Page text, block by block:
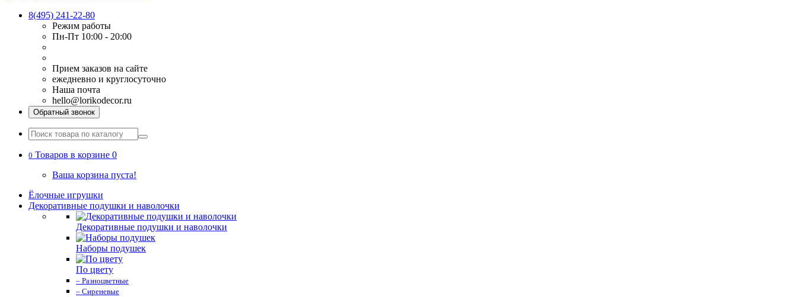
8(495) 241-22-80
Режим работы
Пн-Пт 10:00 - 20:00
Прием заказов на сайте
ежедневно и круглосуточно
Наша почта
hello@lorikodecor.ru
Обратный звонок
0 Товаров в корзине 0
Ваша корзина пуста!
Ёлочные игрушки
Декоративные подушки и наволочки
Декоративные подушки и наволочки
Наборы подушек
По цвету
– Разноцветные
– Сиреневые